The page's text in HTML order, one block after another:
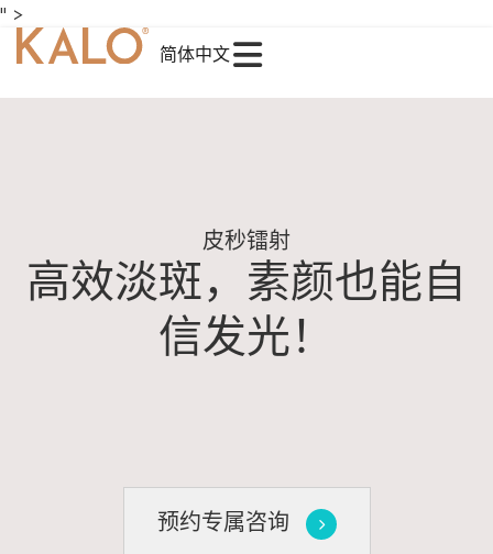
" >
简体中文
皮秒镭射
高效淡斑，素颜也能自
信发光！
预约专属咨询